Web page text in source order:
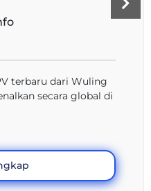
terbaru dari Wuling
secara global di